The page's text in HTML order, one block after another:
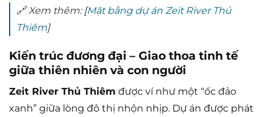
🔗Xem thêm: [Mặt bằng dự án Zeit River Thủ
Thiêm]
Kiến trúc đương đại – Giao thoa tinh tế
giữa thiên nhiên và con người
Zeit River Thủ Thiêm được ví như một “ốc đảo
xanh” giữa lòng đô thị nhộn nhịp. Dự án được phát